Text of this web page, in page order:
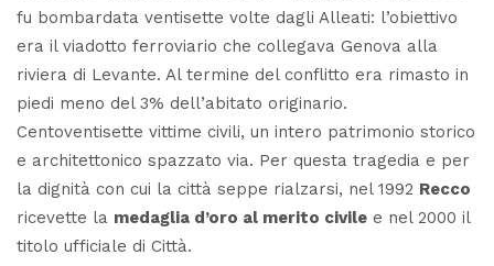
fu bombardata ventisette volte dagli Alleati: l’obiettivo
era il viadotto ferroviario che collegava Genova alla
riviera di Levante. Al termine del conflitto era rimasto in
piedi meno del 3% dell’abitato originario.
Centoventisette vittime civili, un intero patrimonio storico
e architettonico spazzato via. Per questa tragedia e per
la dignità con cui la città seppe rialzarsi, nel 1992 Recco
ricevette la medaglia d’oro al merito civile e nel 2000 il
titolo ufficiale di Città.